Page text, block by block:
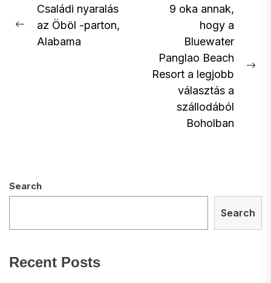
Post
navigation
Previous
post:
Családi nyaralás
az Öböl -parton,
Alabama
9 oka annak,
hogy a
Bluewater
Panglao Beach
Resort a legjobb
választás a
szállodából
Boholban
Search
Search
Recent Posts